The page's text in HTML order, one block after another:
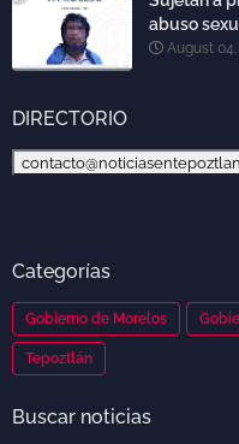
abuso
August
DIRECTORIO
Categorías
Gobierno de Morelos
Tepoztlán
Buscar noticias